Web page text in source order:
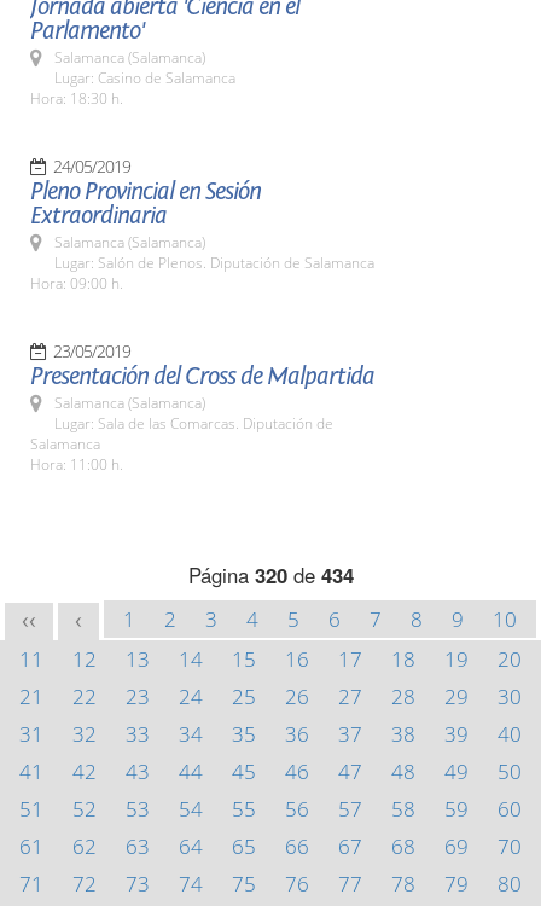
Jornada abierta 'Ciencia en el
Parlamento'
Salamanca (Salamanca)
Lugar: Casino de Salamanca
Hora: 18:30 h.
24/05/2019
Pleno Provincial en Sesión
Extraordinaria
Salamanca (Salamanca)
Lugar: Salón de Plenos. Diputación de Salamanca
Hora: 09:00 h.
23/05/2019
Presentación del Cross de Malpartida
Salamanca (Salamanca)
Lugar: Sala de las Comarcas. Diputación de
Salamanca
Hora: 11:00 h.
Página 320de 434
<< < 1 2 3 4 5 6 7 8 9
10
11
12 13 14 15 16 17 18 19
20
21
22 23 24 25 26 27 28 29
30
31
32 33 34 35 36 37 38 39
40
41
42 43 44 45 46 47 48 49
50
51
52 53 54 55 56 57 58 59
60
61
62 63 64 65 66 67 68 69
70
71
72 73 74 75 76 77 78 79
80